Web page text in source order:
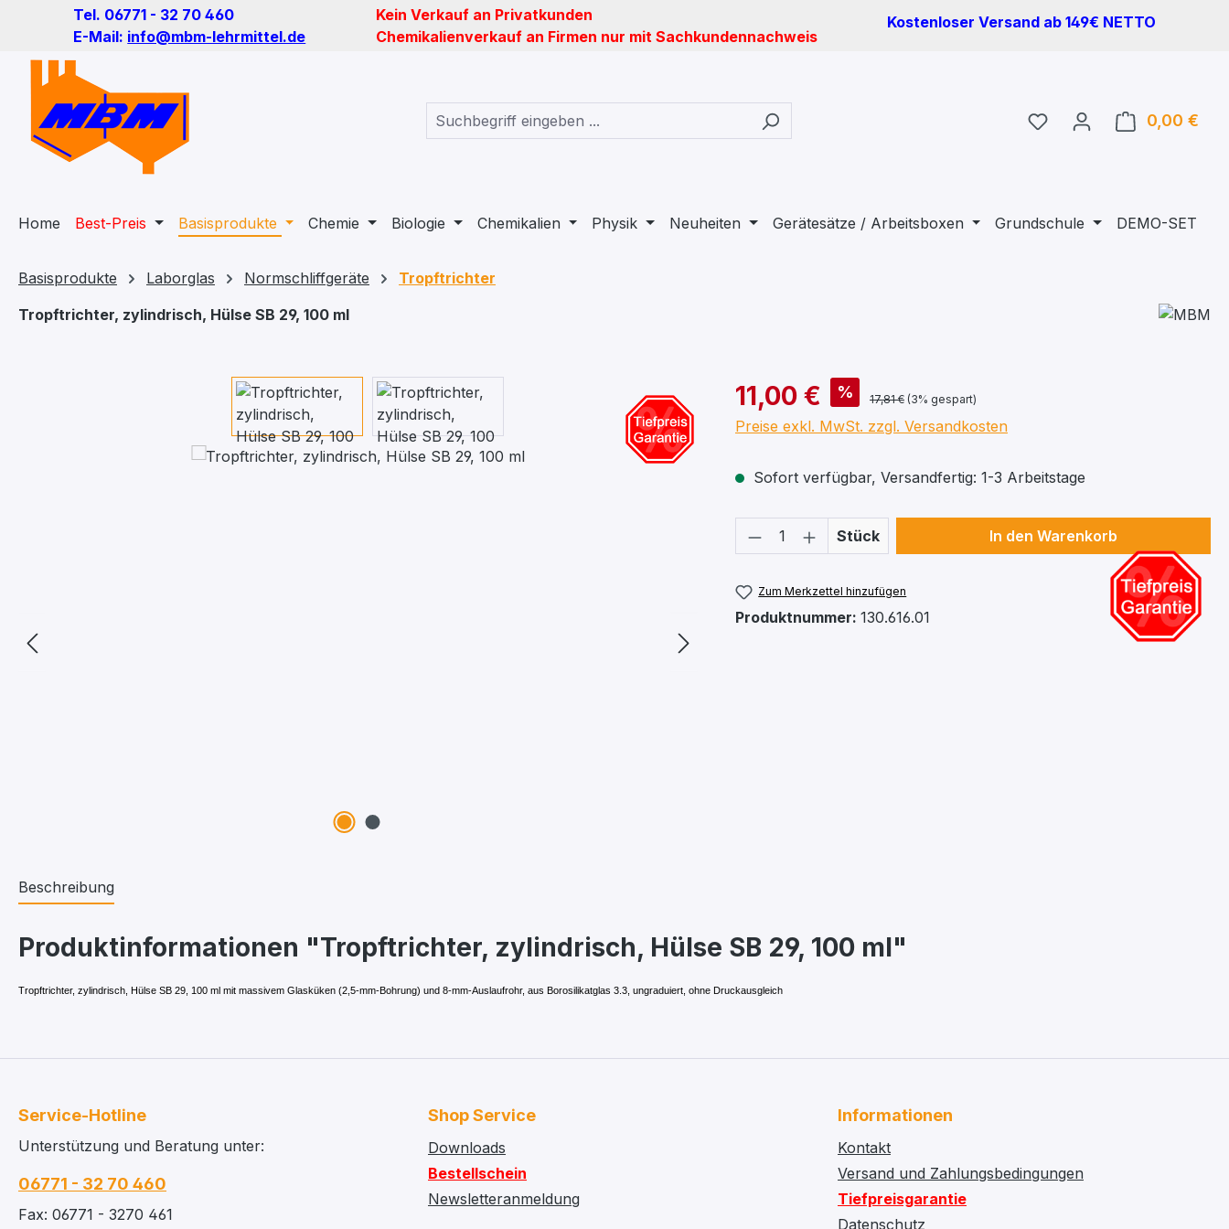
Hauptinhalt springen
Zur Suche springen
Zur Hauptnavigation springen
Tel. 06771 - 32 70 460
E-Mail: info@mbm-lehrmittel.de
Kein Verkauf an Privatkunden
Chemikalienverkauf an Firmen nur mit Sachkundennachweis
Kostenloser Versand ab 149€ NETTO
Du hast 0 Produkte auf
0,00 €
Home Best-Preis Basisprodukte Chemie Biologie Chemikalien Physik Neuheiten Gerätesätze / Arbeitsboxen Grundschule DEMO-SET
Basisprodukte Laborglas Normschliffgeräte
Tropftrichter
Tropftrichter, zylindrisch, Hülse SB 29, 100 ml
11,00 € % 17,81 € (3% gespart)
Preise exkl. MwSt. zzgl. Versandkosten
Sofort verfügbar, Versandfertig: 1-3 Arbeitstage
Produkt Anzahl: Gib den gewünschten Wert
Stück In den Warenkorb
Zum Merkzettel hinzufügen
Produktnummer: 130.616.01
Beschreibung
Produktinformationen "Tropftrichter, zylindrisch, Hülse SB 29, 100 ml"
Tropftrichter, zylindrisch, Hülse SB 29, 100 ml mit massivem Glasküken (2,5-mm-Bohrung) und 8-mm-Auslaufrohr, aus Borosilikatglas 3.3, ungraduiert, ohne Druckausgleich
Service-Hotline
Unterstützung und Beratung unter:
06771 - 32 70 460
Fax: 06771 - 3270 461
Shop Service
Downloads
Bestellschein
Newsletteranmeldung
Informationen
Kontakt
Versand und Zahlungsbedingungen
Tiefpreisgarantie
Datenschutz